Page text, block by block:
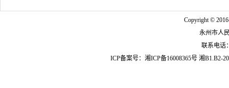
Copyright ©
永州市人
联系电话
ICP备案号： 湘ICP备16008365号 湘B1.B2-